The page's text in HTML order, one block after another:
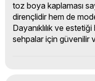
toz boya kaplaması
dirençlidir hem de
Dayanıklılık ve
sehpalar için güvenilir